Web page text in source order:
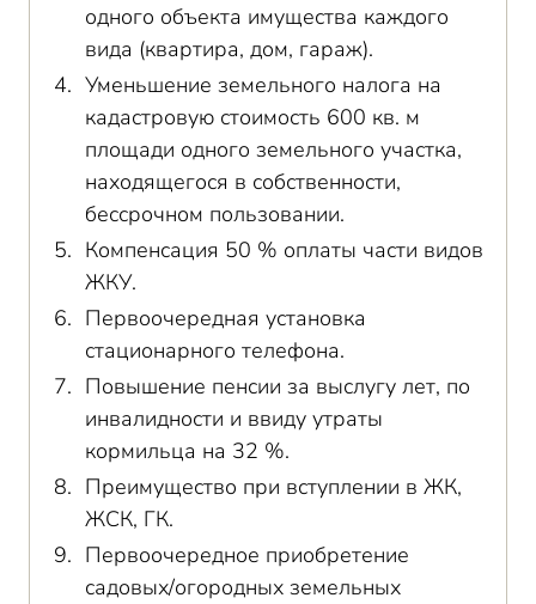
одного объекта имущества каждого
вида (квартира, дом, гараж).
Уменьшение земельного налога на
кадастровую стоимость 600 кв. м
площади одного земельного участка,
находящегося в собственности,
бессрочном пользовании.
Компенсация 50 % оплаты части видов
ЖКУ.
Первоочередная установка
стационарного телефона.
Повышение пенсии за выслугу лет, по
инвалидности и ввиду утраты
кормильца на 32 %.
Преимущество при вступлении в ЖК,
ЖСК, ГК.
Первоочередное приобретение
садовых/огородных земельных